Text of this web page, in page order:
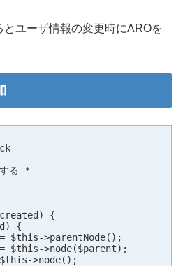
とユーザ情報の変更時にAROを
る *
{
{
$this->parentNode();
$this->node($parent);
>node();